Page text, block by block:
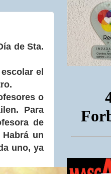
de Sta.
el
o
Para
de
un
uno, ya